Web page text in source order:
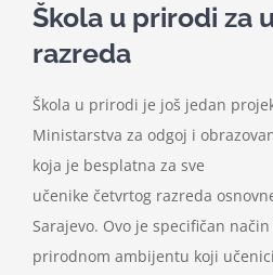
Vijeće
Škola u prirodi za
razreda
Škola u prirodi je još jedan
Ministarstva za odgoj i
koja je besplatna za sve
učenike četvrtog razreda
Sarajevo. Ovo je specifičan
prirodnom ambijentu koji